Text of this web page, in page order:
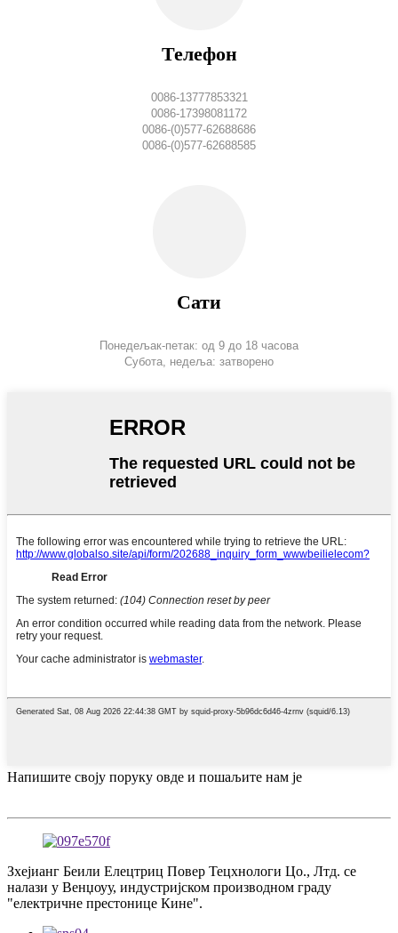
Телефон
0086-13777853321
0086-17398081172
0086-(0)577-62688686
0086-(0)577-62688585
Сати
Понедељак-петак: од 9 до 18 часова
Субота, недеља: затворено
Напишите своју поруку овде и пошаљите нам је
Зхејианг Беили Елецтриц Повер Тецхнологи Цо., Лтд. се
налази у Венџоуу, индустријском производном граду
"електричне престонице Кине".